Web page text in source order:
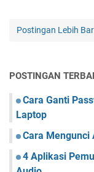
Postingan Lebih
POSTINGAN
Cara Ganti
Laptop
Cara Mengunci
4 Aplikasi